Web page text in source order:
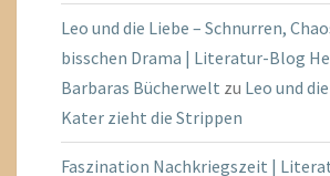
Leo und die Liebe – Schnurren,
bisschen Drama | Literatur-Blog
Barbaras Bücherwelt zu Leo und
Kater zieht die Strippen
Faszination Nachkriegszeit |